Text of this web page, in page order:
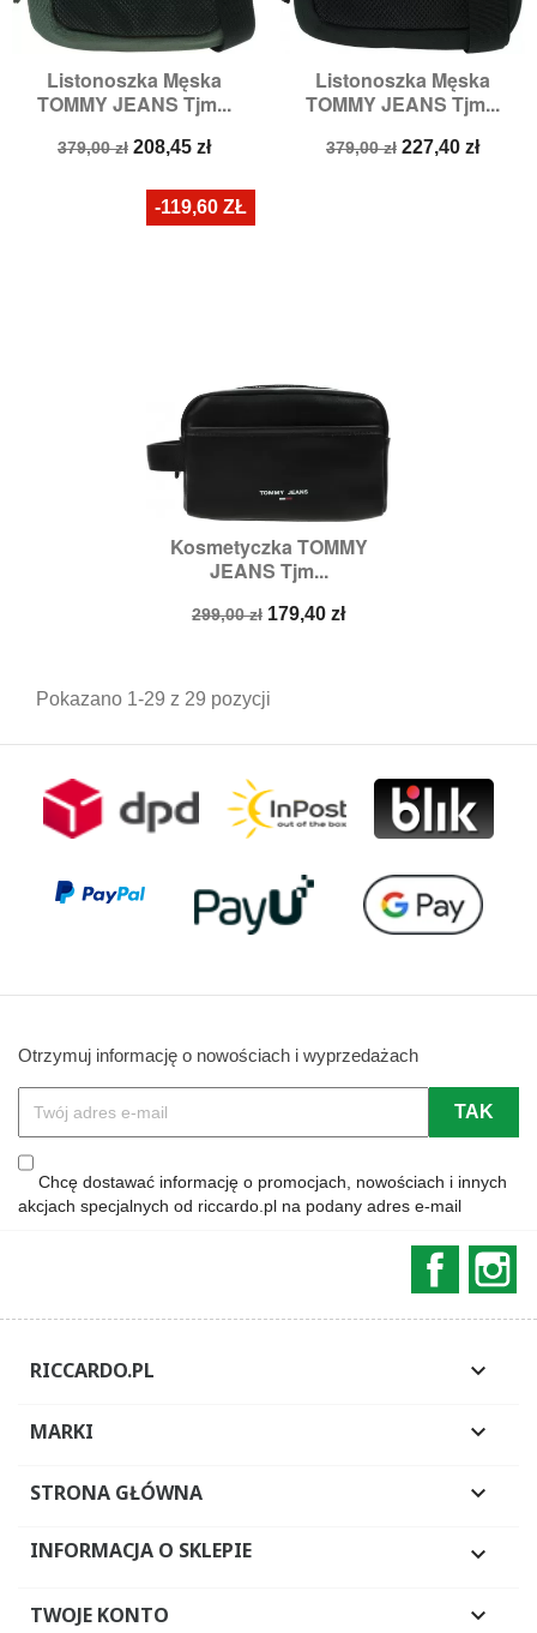
Listonoszka Męska
TOMMY JEANS Tjm...
Cena
379,00 zł Cena
208,45 zł
Listonoszka Męska
TOMMY JEANS Tjm...
Cena
379,00 zł Cena
227,40 zł
Kosmetyczka TOMMY
JEANS Tjm...
Cena
299,00 zł Cena
179,40 zł
-119,60 ZŁ
Pokazano 1-29 z 29 pozycji
Otrzymuj informację o nowościach i wyprzedażach
Chcę dostawać informację o promocjach, nowościach i innych
akcjach specjalnych od riccardo.pl na podany adres e-mail
RICCARDO.PL 
MARKI 
STRONA GŁÓWNA 
INFORMACJA O SKLEPIE 
TWOJE KONTO 